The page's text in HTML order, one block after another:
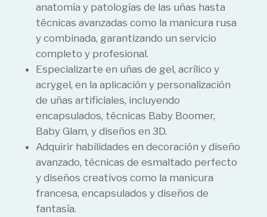
anatomía y patologías de las uñas hasta
técnicas avanzadas como la manicura rusa
y combinada, garantizando un servicio
completo y profesional.
Especializarte en uñas de gel, acrílico y
acrygel, en la aplicación y personalización
de uñas artificiales, incluyendo
encapsulados, técnicas Baby Boomer,
Baby Glam, y diseños en 3D.
Adquirir habilidades en decoración y diseño
avanzado, técnicas de esmaltado perfecto
y diseños creativos como la manicura
francesa, encapsulados y diseños de
fantasía.